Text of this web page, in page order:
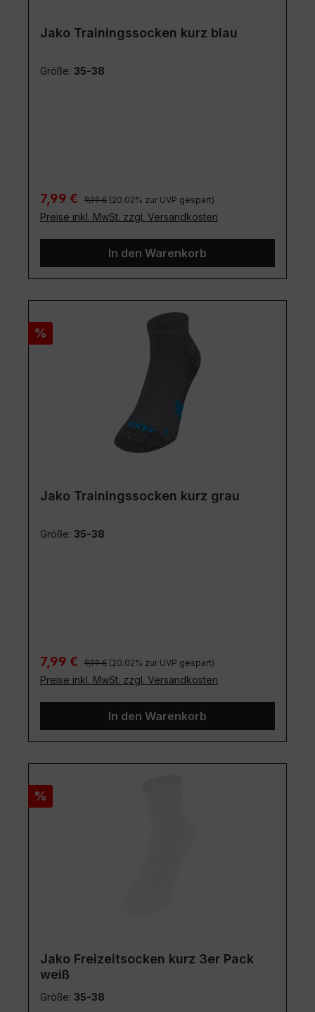
Jako Trainingssocken kurz blau
Größe: 35-38
Verkaufspreis:
7,99 € Regulärer Preis:
9,99 € (20.02% zur UVP gespart)
Preise inkl. MwSt. zzgl. Versandkosten
In den Warenkorb
Rabatt
%
Jako Trainingssocken kurz grau
Größe: 35-38
Verkaufspreis:
7,99 € Regulärer Preis:
9,99 € (20.02% zur UVP gespart)
Preise inkl. MwSt. zzgl. Versandkosten
In den Warenkorb
Rabatt
%
Jako Freizeitsocken kurz 3er Pack
weiß
Größe: 35-38